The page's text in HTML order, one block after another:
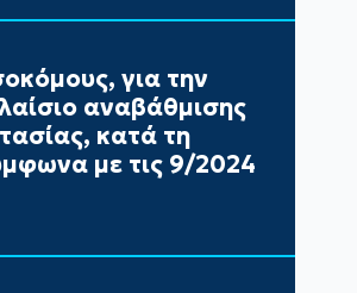
για την
αναβάθμισης
κατά τη
με τις 9/2024